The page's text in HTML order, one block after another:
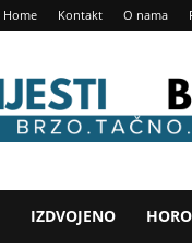
Home Kontakt O nama
IZDVOJENO